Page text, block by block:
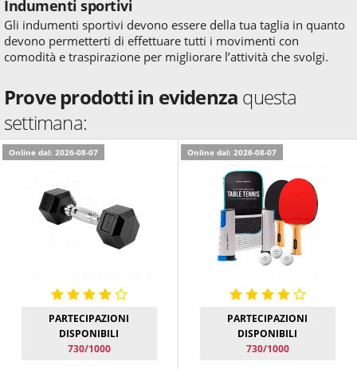
Indumenti sportivi
Gli indumenti sportivi devono essere della tua taglia in quanto
devono permetterti di effettuare tutti i movimenti con
comodità e traspirazione per migliorare l’attività che svolgi.
Prove prodotti in evidenza questa
settimana:
Online dal: 2026-08-07
PARTECIPAZIONI
DISPONIBILI
730/1000
Online dal: 2026-08-07
PARTECIPAZIONI
DISPONIBILI
730/1000